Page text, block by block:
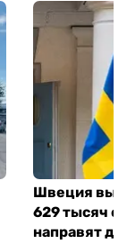
Швеция
629 тысяч
направят